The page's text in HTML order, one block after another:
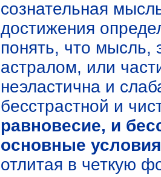
сознательная
достижения
понять, что мысль,
астралом, или
неэластична и
бесстрастной и
равновесие, и
основные
отлитая в четкую